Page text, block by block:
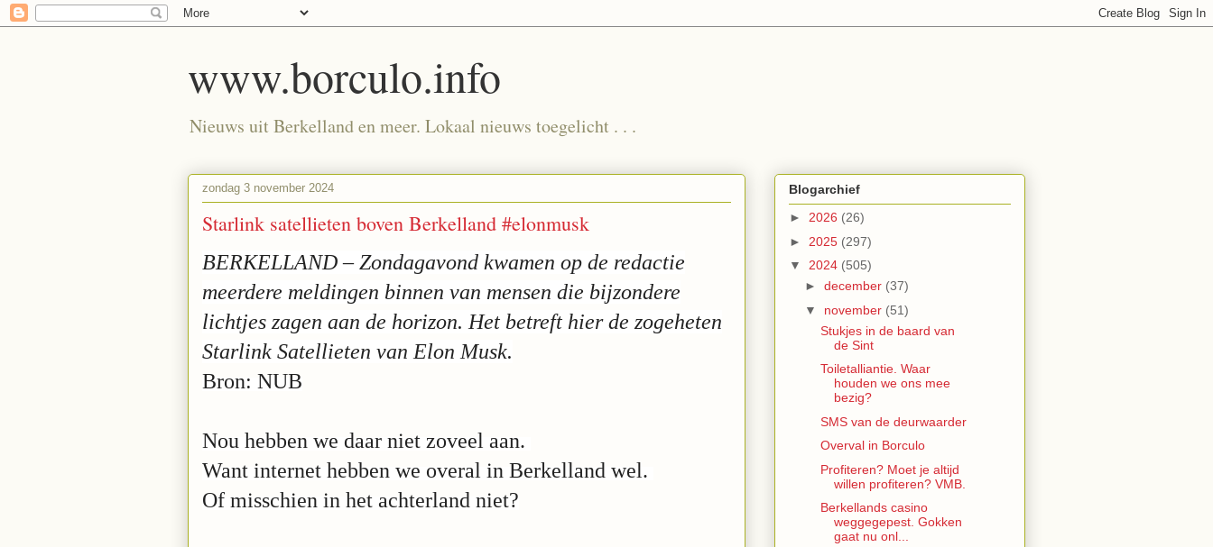
www.borculo.info
Nieuws uit Berkelland en meer. Lokaal nieuws toegelicht . . .
zondag 3 november 2024
Starlink satellieten boven Berkelland #elonmusk
BERKELLAND – Zondagavond kwamen op de redactie
meerdere meldingen binnen van mensen die bijzondere
lichtjes zagen aan de horizon. Het betreft hier de zogeheten
Starlink Satellieten van Elon Musk.
Bron: NUB
Nou hebben we daar niet zoveel aan.
Want internet hebben we overal in Berkelland wel.
Of misschien in het achterland niet?
Blogarchief
► 2026 (26)
► 2025 (297)
▼ 2024 (505)
► december (37)
▼ november (51)
Stukjes in de baard van
de Sint
Toiletalliantie. Waar
houden we ons mee
bezig?
SMS van de deurwaarder
Overval in Borculo
Profiteren? Moet je altijd
willen profiteren? VMB.
Berkellands casino
weggegepest. Gokken
gaat nu onl...